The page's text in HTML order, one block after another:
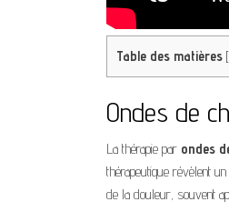
Table des matières [
Ondes de
La thérapie par ondes
thérapeutique révèlent
de la douleur, souvent